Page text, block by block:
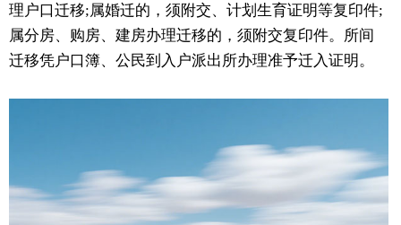
理户口迁移;属婚迁的，须附交、计划生育证明等复印件;
属分房、购房、建房办理迁移的，须附交复印件。所间
迁移凭户口簿、公民到入户派出所办理准予迁入证明。